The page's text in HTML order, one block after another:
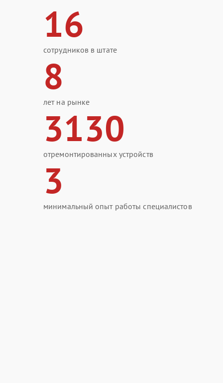
16
сотрудников в штате
8
лет на рынке
3130
отремонтированных устройств
3
минимальный опыт работы специалистов